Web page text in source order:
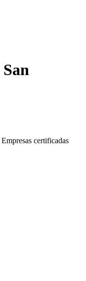
San
Empresas certificadas